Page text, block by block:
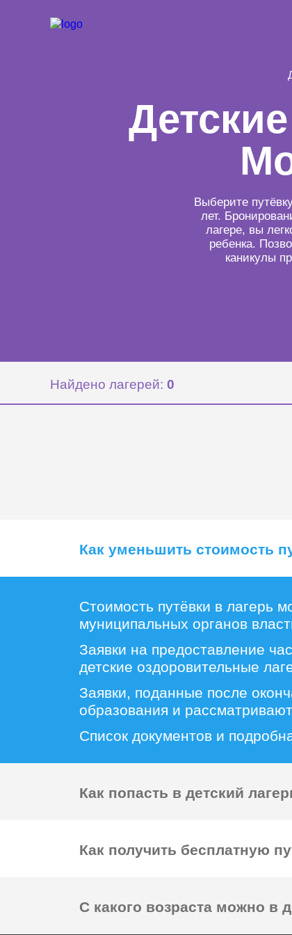
Выберите
лет.
лагере, вы
ребенка.
каникулы
Найдено лагерей: 0
Как уменьшить стоимость
Стоимость путёвки в лагерь
муниципальных органов
Заявки на предоставление
детские оздоровительные
Заявки, поданные после
образования и
Список документов и
Как попасть в детский
Как получить бесплатную
С какого возраста можно в